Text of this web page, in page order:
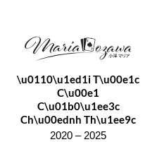
\u0110\u1ed1i T\u00e1c
C\u00e1
C\u01b0\u1ee3c
Ch\u00ednh Th\u1ee9c
2020 – 2025